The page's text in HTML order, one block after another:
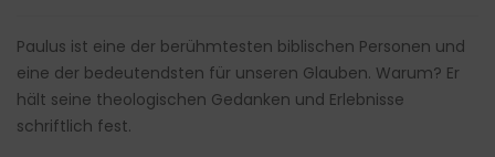
Paulus ist eine der berühmtesten biblischen Personen und
eine der bedeutendsten für unseren Glauben. Warum? Er
hält seine theologischen Gedanken und Erlebnisse
schriftlich fest.